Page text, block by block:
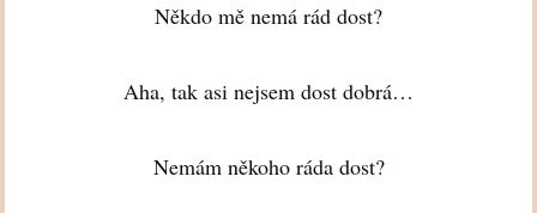
Někdo mě nemá rád dost?
Aha, tak asi nejsem dost dobrá…
Nemám někoho ráda dost?